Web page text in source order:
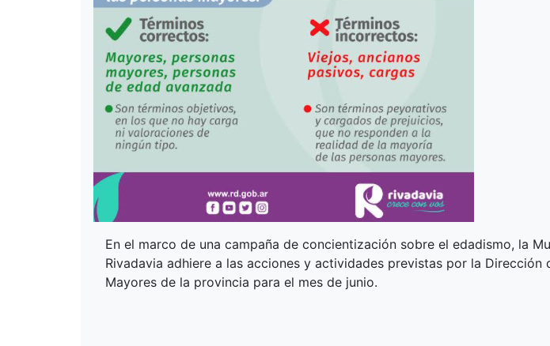
En el marco de una campaña de concientización sobre el edadismo, la
Rivadavia adhiere a las acciones y actividades previstas por la Dirección
Mayores de la provincia para el mes de junio.